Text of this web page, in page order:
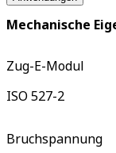
Mechanische
Zug-E-Modul
ISO 527-2
Bruchspannung